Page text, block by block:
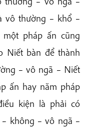
vô thường – khổ –
pháp ấn cũng
Niết bàn để thành
– vô ngã – Niết
ấn hay năm pháp
kiện là phải có
không – vô ngã –